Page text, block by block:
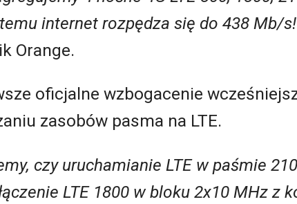
internet rozpędza się do 438 Mb/s!
Orange.
oficjalne wzbogacenie
zasobów pasma na LTE.
czy uruchamianie LTE w paśmie
LTE 1800 w bloku 2x10 MHz z